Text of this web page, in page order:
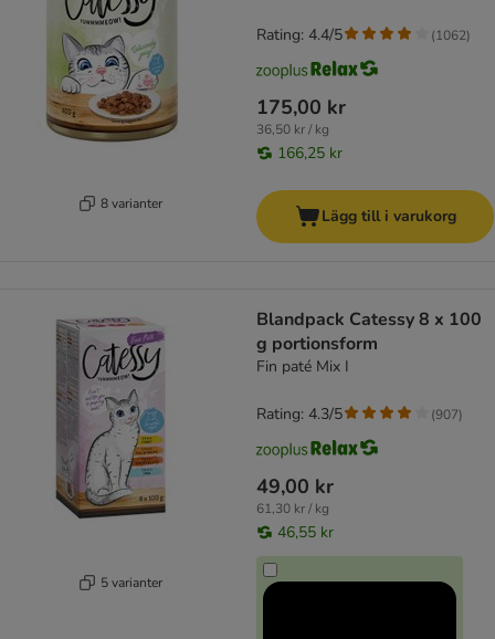
8 varianter
175,00 kr
36,50 kr / kg
166,25 kr
Rating: 4.4/5 (1062)
Lägg till i varukorg
5 varianter
Blandpack Catessy 8 x 100
g portionsform
Fin paté Mix I
49,00 kr
61,30 kr / kg
46,55 kr
Rating: 4.3/5 (907)